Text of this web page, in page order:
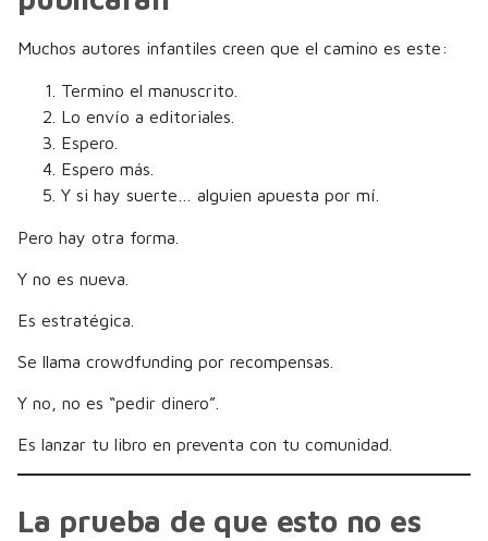
Muchos autores infantiles creen que el camino es este:
Termino el manuscrito.
Lo envío a editoriales.
Espero.
Espero más.
Y si hay suerte… alguien apuesta por mí.
Pero hay otra forma.
Y no es nueva.
Es estratégica.
Se llama crowdfunding por recompensas.
Y no, no es “pedir dinero”.
Es lanzar tu libro en preventa con tu comunidad.
La prueba de que esto no es